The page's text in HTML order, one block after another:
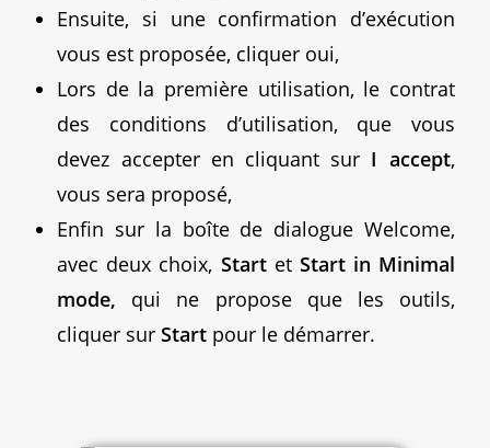
Ensuite, si une confirmation d’exécution
vous est proposée, cliquer oui,
Lors de la première utilisation, le contrat
des conditions d’utilisation, que vous
devez accepter en cliquant sur I accept,
vous sera proposé,
Enfin sur la boîte de dialogue Welcome,
avec deux choix, Startet Start in Minimal
mode, qui ne propose que les outils,
cliquer surStart pour le démarrer.